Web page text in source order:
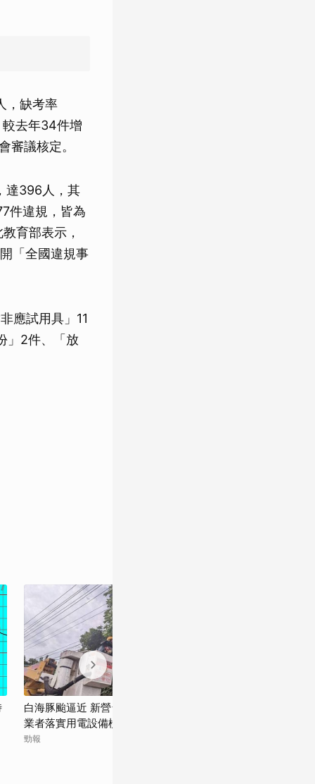
，缺考率
去年34件增
審議核定。
達396人，其
件違規，皆為
育部表示，
「全國違規事
應試用具」11
」2件、「放
白海豚颱逼近 新營台電全力戒備！民眾與
業者落實用電設備檢查
勁報